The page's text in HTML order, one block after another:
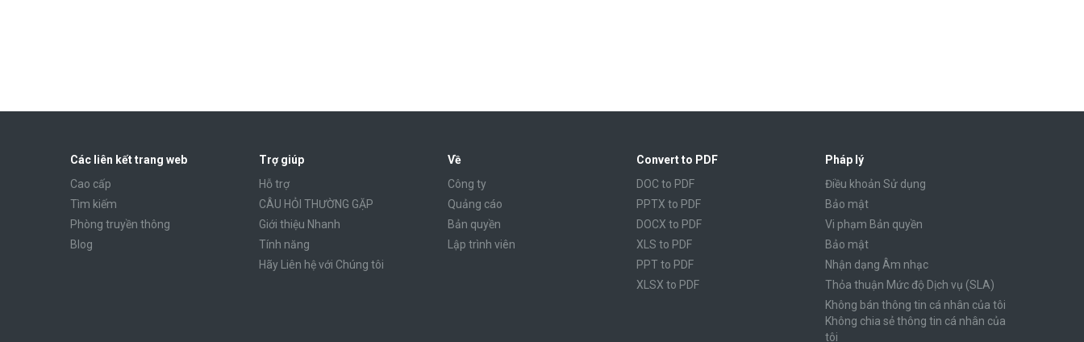
Các liên kết trang web
Cao cấp
Tìm kiếm
Phòng truyền thông
Blog
Trợ giúp
Hỗ trợ
CÂU HỎI THƯỜNG GẶP
Giới thiệu Nhanh
Tính năng
Hãy Liên hệ với Chúng tôi
Về
Công ty
Quảng cáo
Bản quyền
Lập trình viên
Convert to PDF
DOC to PDF
PPTX to PDF
DOCX to PDF
XLS to PDF
PPT to PDF
XLSX to PDF
Pháp lý
Điều khoản Sử dụng
Bảo mật
Vi phạm Bản quyền
Bảo mật
Nhận dạng Âm nhạc
Thỏa thuận Mức độ Dịch vụ (SLA)
Không bán thông tin cá nhân của tôi
Không chia sẻ thông tin cá nhân của
tôi